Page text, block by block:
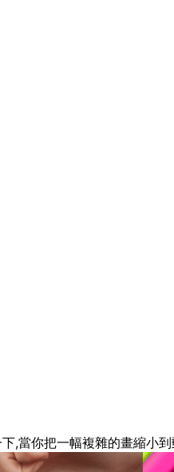
,當你把一幅複雜的畫縮小